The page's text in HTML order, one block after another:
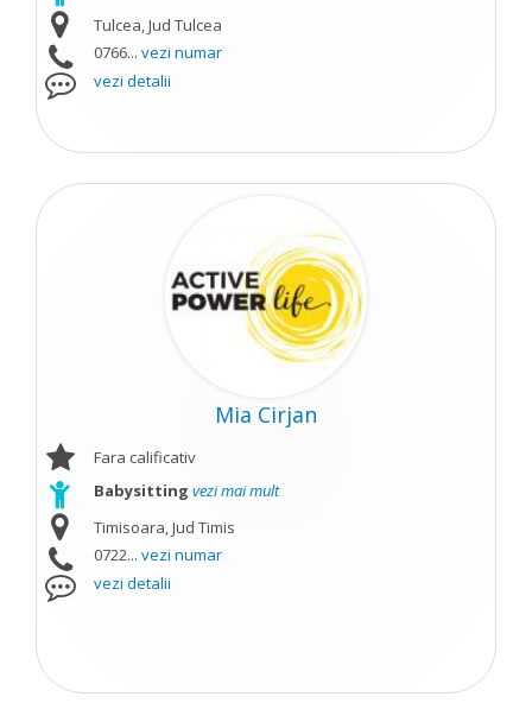
Tulcea, Jud Tulcea
0766... vezi numar
vezi detalii
Mia Cirjan
Fara calificativ
Babysitting vezi mai mult
Timisoara, Jud Timis
0722... vezi numar
vezi detalii